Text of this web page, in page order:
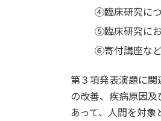
④臨床研究に
⑤臨床研究に
⑥寄付講座な
第３項発表演題に
の改善、疾病原因
あって、人間を対